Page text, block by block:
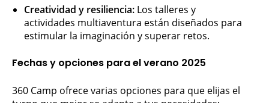
Creatividad y resiliencia: Los talleres y
actividades multiaventura están diseñados para
estimular la imaginación y superar retos.
Fechas y opciones para el verano 2025
360 Camp ofrece varias opciones para que elijas el